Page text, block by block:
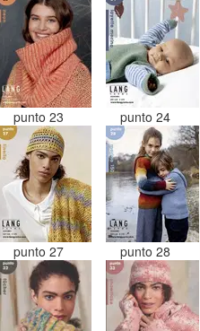
punto 23 punto 24
punto 27 punto 28